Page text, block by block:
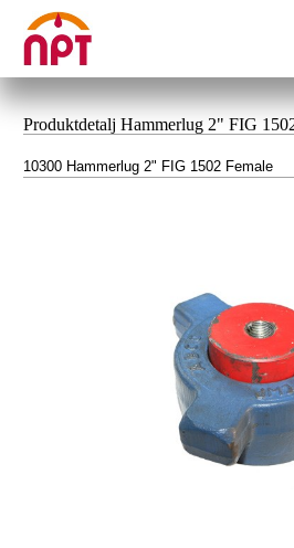
Produktdetalj Hammerlug 2" FIG
10300 Hammerlug 2" FIG 1502 Female